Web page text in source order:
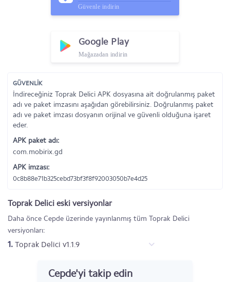
Güvenle indirin
Google Play
Mağazadan indirin
GÜVENLİK
İndireceğiniz Toprak Delici APK dosyasına ait doğrulanmış paket
adı ve paket imzasını aşağıdan görebilirsiniz. Doğrulanmış paket
adı ve paket imzası dosyanın orijinal ve güvenli olduğuna işaret
eder.
APK paket adı:
com.mobirix.gd
APK imzası:
0c8b88e71b325cebd73bf3f8f92003050b7e4d25
Toprak Delici eski versiyonlar
Daha önce Cepde üzerinde yayınlanmış tüm Toprak Delici
versiyonları:
1. Toprak Delici v1.1.9
Cepde'yi takip edin